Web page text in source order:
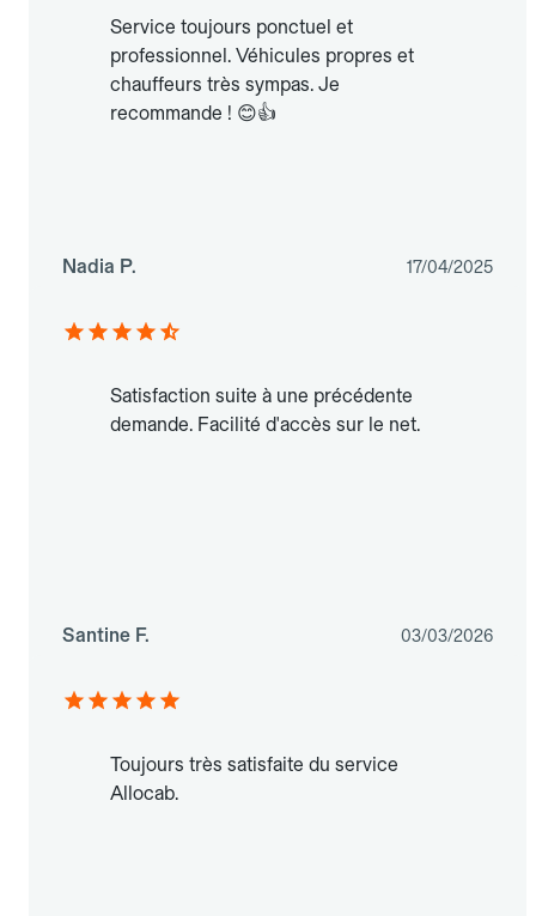
Service toujours ponctuel et
professionnel. Véhicules propres et
chauffeurs très sympas. Je
recommande ! 😊👍
Nadia P. 17/04/2025
Satisfaction suite à une précédente
demande. Facilité d'accès sur le net.
Santine F. 03/03/2026
Toujours très satisfaite du service
Allocab.